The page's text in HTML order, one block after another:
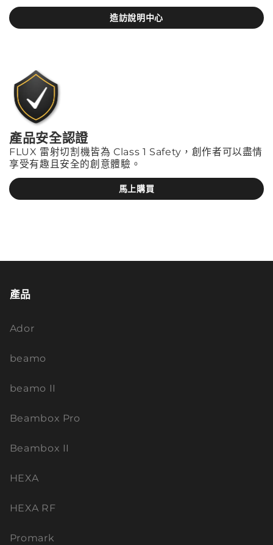
造訪說明中心
產品安全認證
FLUX 雷射切割機皆為 Class 1 Safety，創作者可以盡情
享受有趣且安全的創意體驗。
馬上購買
產品
Ador
beamo
beamo II
Beambox Pro
Beambox II
HEXA
HEXA RF
Promark